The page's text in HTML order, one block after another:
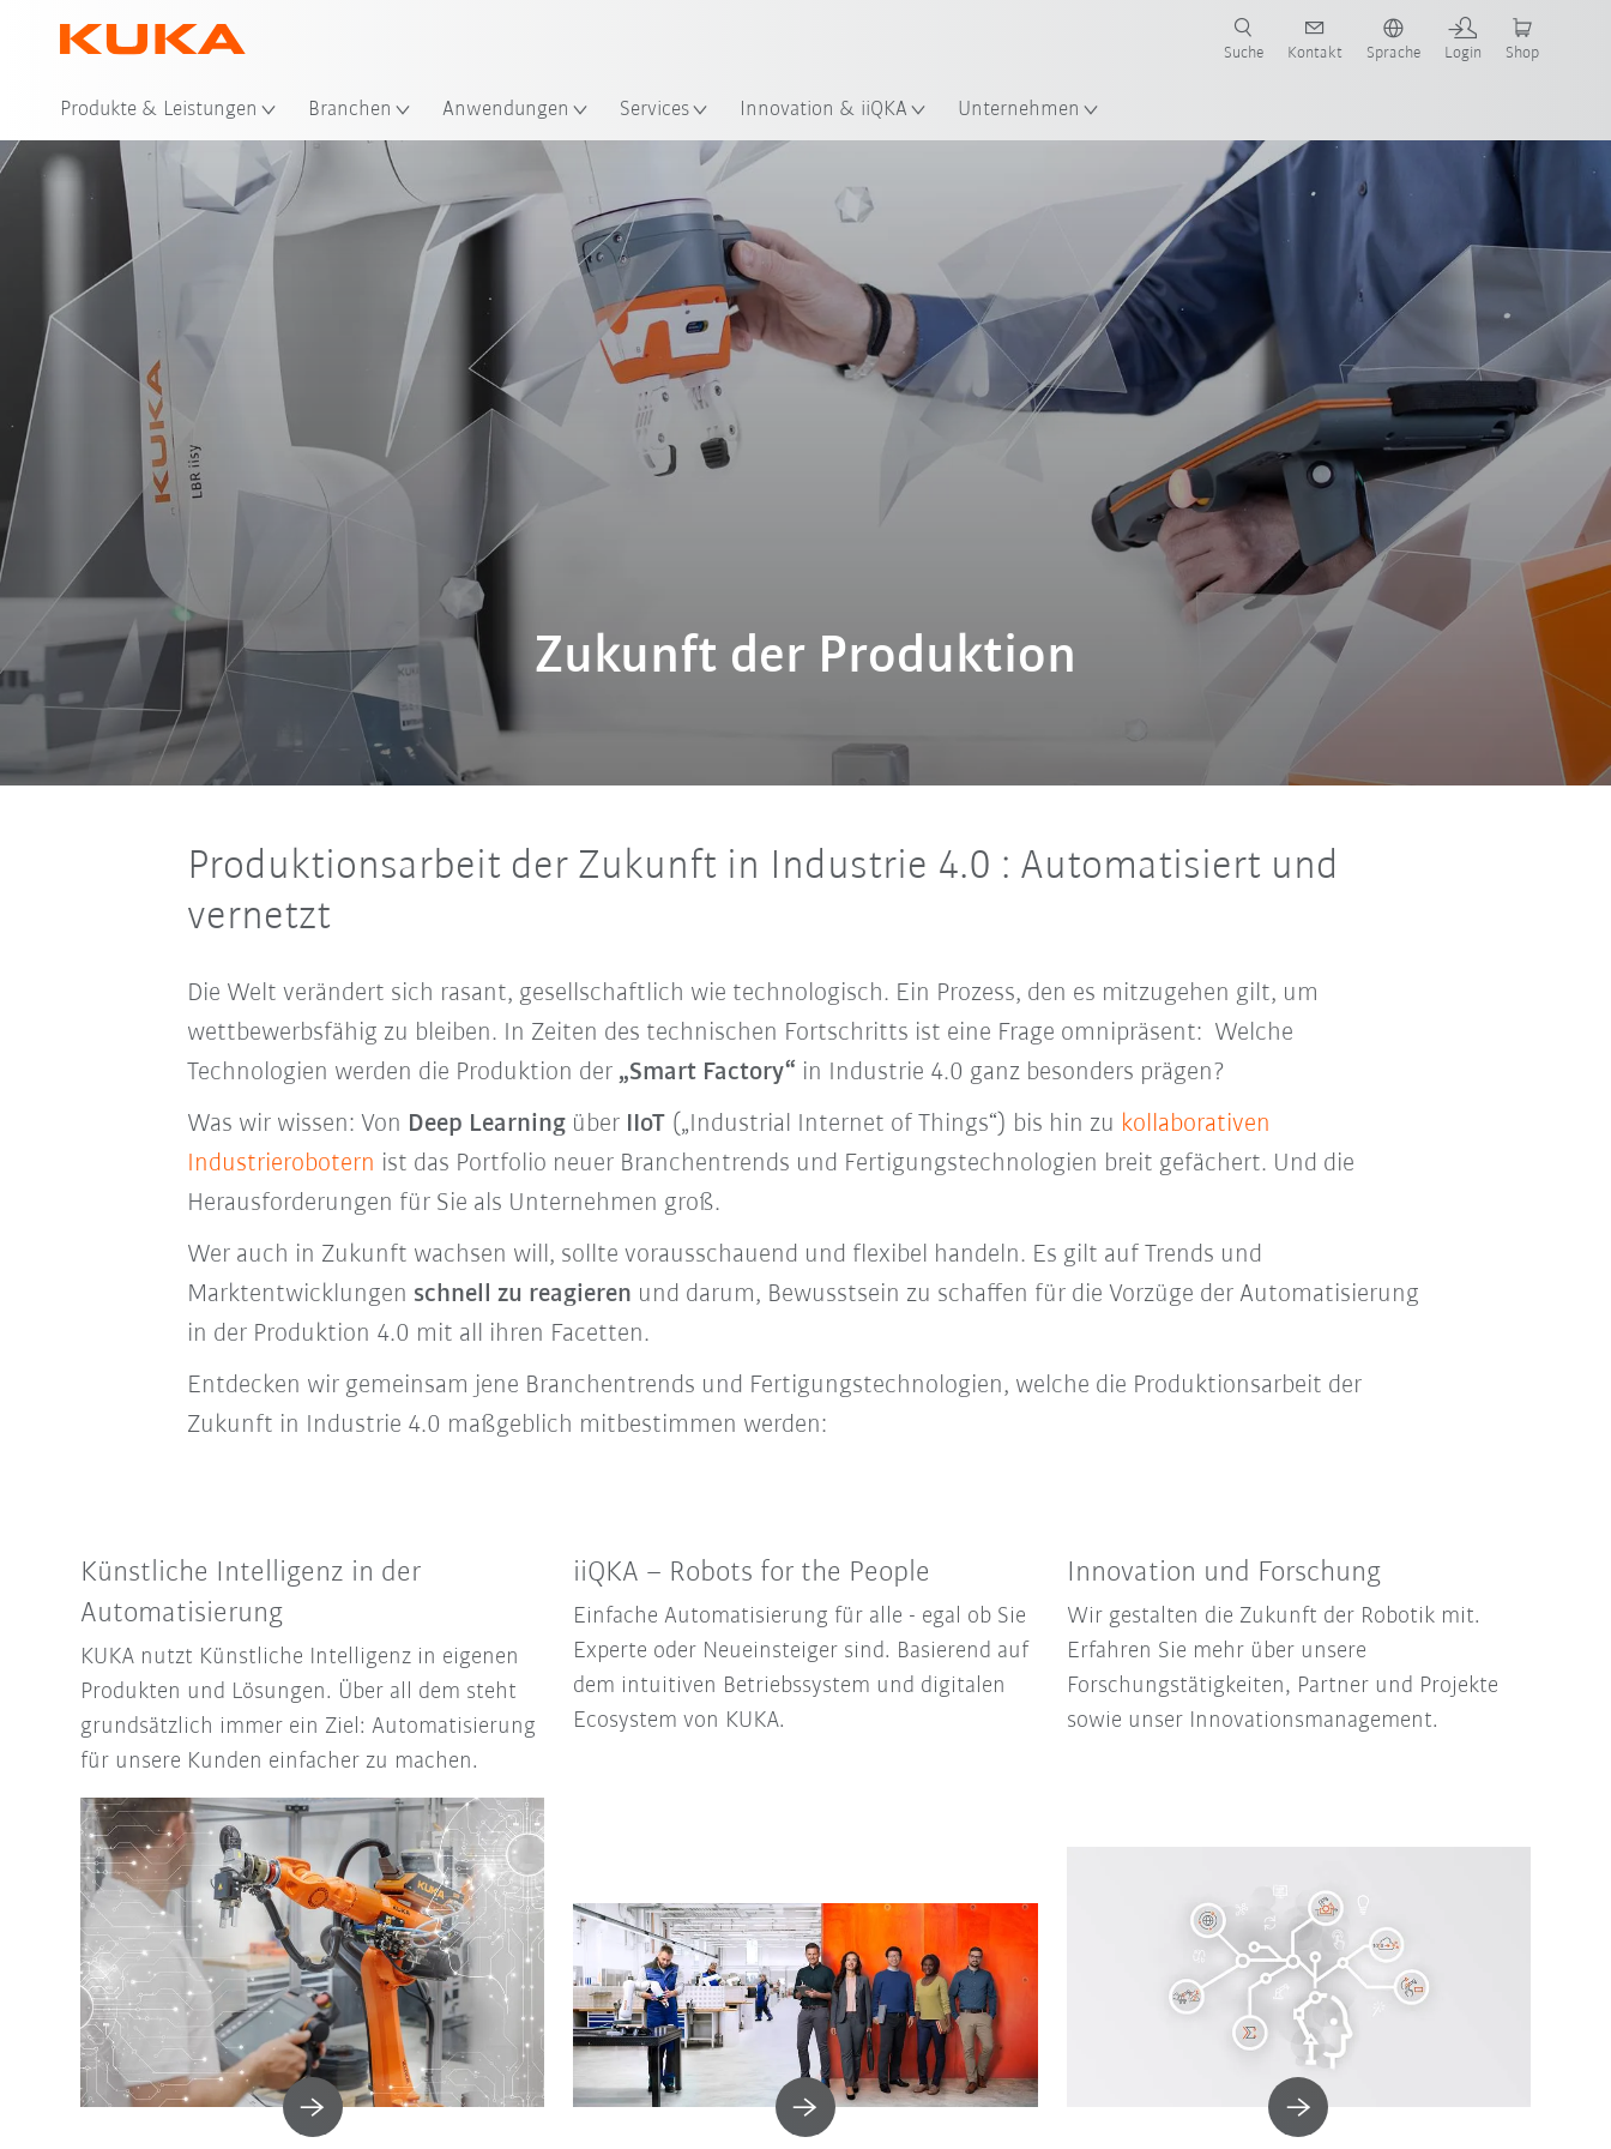
Produkte & Leistungen Branchen Anwendungen Services Innovation & iiQKA Unternehmen
Suche Kontakt Sprache Login Shop
Zukunft der Produktion
Produktionsarbeit der Zukunft in Industrie 4.0 : Automatisiert und
vernetzt
Die Welt verändert sich rasant, gesellschaftlich wie technologisch. Ein Prozess, den es mitzugehen gilt, um
wettbewerbsfähig zu bleiben. In Zeiten des technischen Fortschritts ist eine Frage omnipräsent: Welche
Technologien werden die Produktion der „Smart Factory“ in Industrie 4.0 ganz besonders prägen?
Was wir wissen: Von Deep LearningüberIIoT(„Industrial Internet of Things“) bis hin zu kollaborativen
Industrierobotern ist das Portfolio neuer Branchentrends und Fertigungstechnologien breit gefächert. Und die
Herausforderungen für Sie als Unternehmen groß.
Wer auch in Zukunft wachsen will, sollte vorausschauend und flexibel handeln. Es gilt auf Trends und
Marktentwicklungen schnell zu reagieren und darum, Bewusstsein zu schaffen für die Vorzüge der Automatisierung
in der Produktion 4.0 mit all ihren Facetten.
Entdecken wir gemeinsam jene Branchentrends und Fertigungstechnologien, welche die Produktionsarbeit der
Zukunft in Industrie 4.0 maßgeblich mitbestimmen werden:
Künstliche Intelligenz in der
Automatisierung
KUKA nutzt Künstliche Intelligenz in eigenen
Produkten und Lösungen. Über all dem steht
grundsätzlich immer ein Ziel: Automatisierung
für unsere Kunden einfacher zu machen.
iiQKA – Robots for the People
Einfache Automatisierung für alle - egal ob Sie
Experte oder Neueinsteiger sind. Basierend auf
dem intuitiven Betriebssystem und digitalen
Ecosystem von KUKA.
Innovation und Forschung
Wir gestalten die Zukunft der Robotik mit.
Erfahren Sie mehr über unsere
Forschungstätigkeiten, Partner und Projekte
sowie unser Innovationsmanagement.